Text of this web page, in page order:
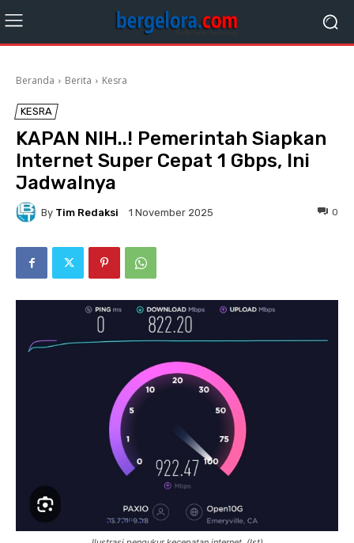
Beranda Berita Kesra
KESRA
KAPAN NIH..! Pemerintah Siapkan
Internet Super Cepat 1 Gbps, Ini
Jadwalnya
By Tim Redaksi 1 November 2025 0